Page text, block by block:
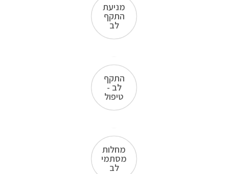
מניעת
התקף
לב
התקף
לב -
טיפול
מחלות
מסתמי
לב